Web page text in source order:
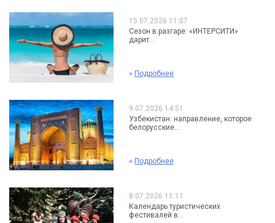
15.07.2026 11:07
Сезон в разгаре: «ИНТЕРСИТИ»
дарит...
» Подробнее
9.07.2026 14:51
Узбекистан: направление, которое
белорусские...
» Подробнее
8.07.2026 11:11
Календарь туристических
фестивалей в...